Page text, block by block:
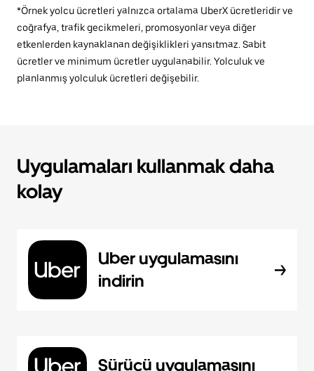
*Örnek yolcu ücretleri yalnızca ortalama UberX ücretleridir ve
coğrafya, trafik gecikmeleri, promosyonlar veya diğer
etkenlerden kaynaklanan değişiklikleri yansıtmaz. Sabit
ücretler ve minimum ücretler uygulanabilir. Yolculuk ve
planlanmış yolculuk ücretleri değişebilir.
Uygulamaları kullanmak daha
kolay
Uber uygulamasını
indirin
Sürücü uygulamasını